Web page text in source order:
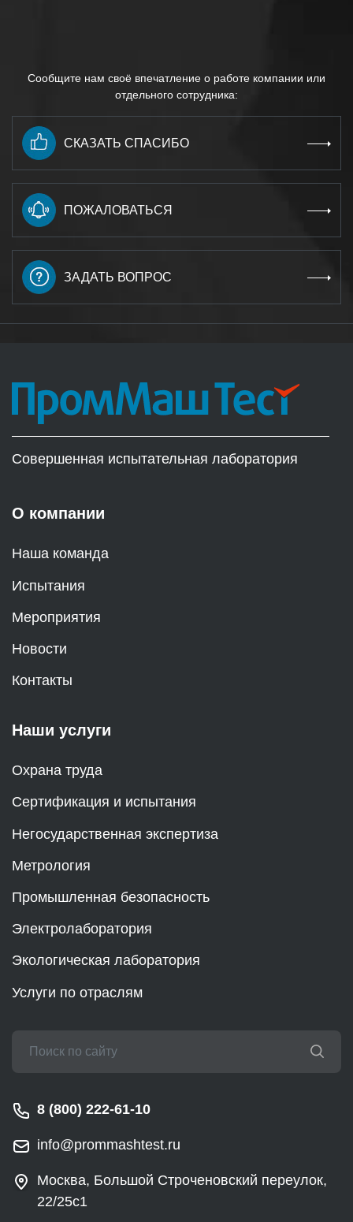
Сообщите нам своё впечатление о работе компании или
отдельного сотрудника:
СКАЗАТЬ СПАСИБО
ПОЖАЛОВАТЬСЯ
ЗАДАТЬ ВОПРОС
Совершенная испытательная лаборатория
О компании
Наша команда
Испытания
Мероприятия
Новости
Контакты
Наши услуги
Охрана труда
Сертификация и испытания
Негосударственная экспертиза
Метрология
Промышленная безопасность
Электролаборатория
Экологическая лаборатория
Услуги по отраслям
8 (800) 222-61-10
info@prommashtest.ru
Москва, Большой Строченовский переулок,
22/25с1